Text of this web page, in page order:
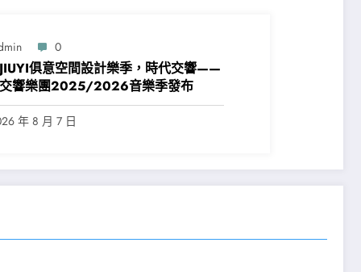
0
俱意空間設計樂季，時代交響——
響樂團2025/2026音樂季發布
年 8 月 7 日